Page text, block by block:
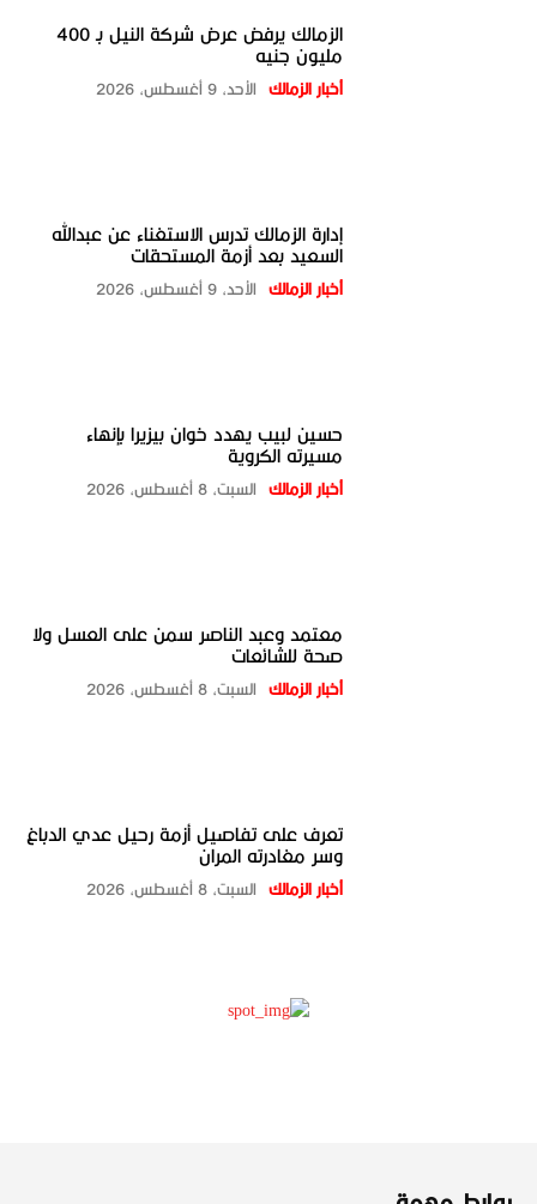
الزمالك يرفض عرض شركة النيل بـ 400
مليون جنيه
أخبار الزمالك الأحد، 9 أغسطس، 2026
إدارة الزمالك تدرس الاستغناء عن عبدالله
السعيد بعد أزمة المستحقات
أخبار الزمالك الأحد، 9 أغسطس، 2026
حسين لبيب يهدد خوان بيزيرا بإنهاء
مسيرته الكروية
أخبار الزمالك السبت، 8 أغسطس، 2026
معتمد وعبد الناصر سمن على العسل ولا
صحة للشائعات
أخبار الزمالك السبت، 8 أغسطس، 2026
تعرف على تفاصيل أزمة رحيل عدي الدباغ
وسر مغادرته المران
أخبار الزمالك السبت، 8 أغسطس، 2026